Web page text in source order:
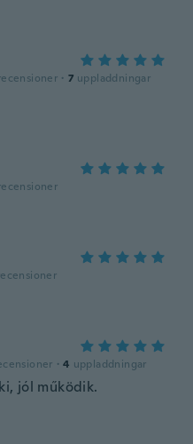
· 7 uppladdningar
· 4 uppladdningar
jól működik.